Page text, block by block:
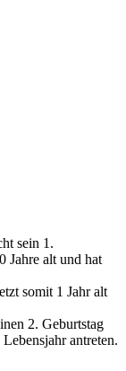
sein 1.
Jahre alt und hat
somit 1 Jahr alt
2. Geburtstag
antreten.